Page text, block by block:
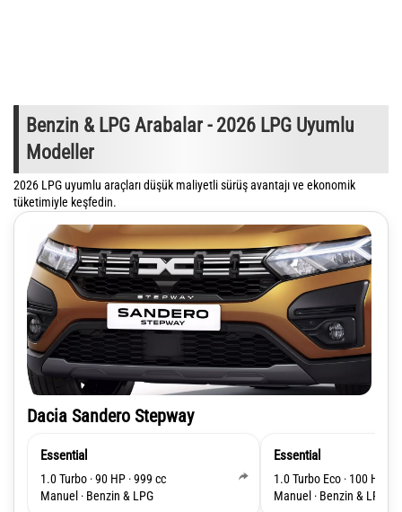
Benzin & LPG Arabalar - 2026 LPG Uyumlu
Modeller
2026 LPG uyumlu araçları düşük maliyetli sürüş avantajı ve ekonomik
tüketimiyle keşfedin.
Dacia Sandero Stepway
Essential
1.0 Turbo · 90 HP · 999 cc
Manuel · Benzin & LPG
Essential
1.0 Turbo Eco · 100 HP ·
Manuel · Benzin & LPG